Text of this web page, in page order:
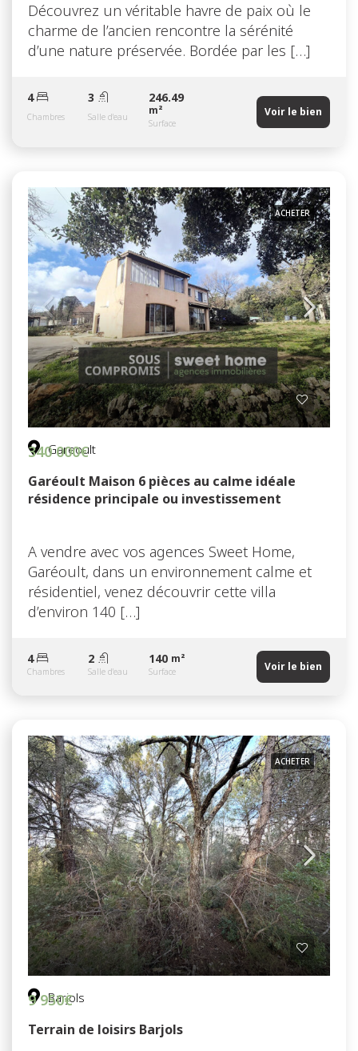
Découvrez un véritable havre de paix où le
charme de l’ancien rencontre la sérénité
d’une nature préservée. Bordée par les […]
4
Chambres
3
Salle d'eau
246.49
m²
Surface
Voir le bien
ACHETER
Gareoult
340 000€
Garéoult Maison 6 pièces au calme idéale
résidence principale ou investissement
A vendre avec vos agences Sweet Home,
Garéoult, dans un environnement calme et
résidentiel, venez découvrir cette villa
d’environ 140 […]
4
Chambres
2
Salle d'eau
140 m²
Surface Voir le bien
ACHETER
Barjols
9 950€
Terrain de loisirs Barjols